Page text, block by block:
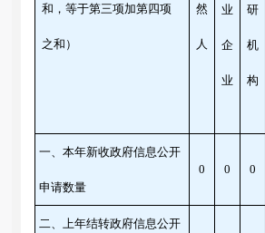
和，等于第三项加第四项
之和）
然
人
业
企
业
研
机
构
一、本年新收政府信息公开
申请数量
0 0 0
二、上年结转政府信息公开